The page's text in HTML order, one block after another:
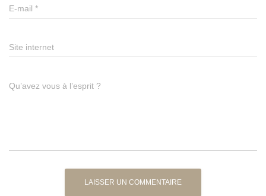
E-mail *
Site internet
Qu’avez vous à l’esprit ?